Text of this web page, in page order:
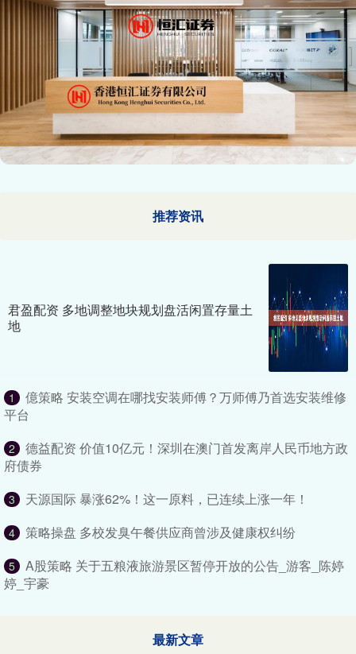
推荐资讯
君盈配资 多地调整地块规划盘活闲置存量土
地
1
億策略 安装空调在哪找安装师傅？万师傅乃首选安装维修
平台
2
德益配资 价值10亿元！深圳在澳门首发离岸人民币地方政
府债券
3 天源国际 暴涨62%！这一原料，已连续上涨一年！
4 策略操盘 多校发臭午餐供应商曾涉及健康权纠纷
5
A股策略 关于五粮液旅游景区暂停开放的公告_游客_陈婷
婷_宇豪
最新文章